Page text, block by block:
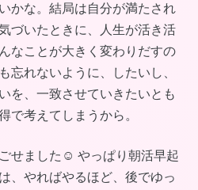
かな。結局は自分が満たされ
づいたときに、人生が活き活
なことが大きく変わりだすの
忘れないように、したいし、
を、一致させていきたいとも
で考えてしまうから。
せました☺︎ やっぱり朝活早起
、やればやるほど、後でゆっ